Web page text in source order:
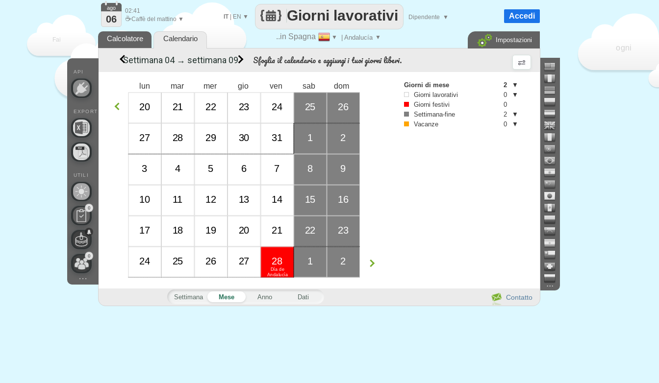
Fai
ogni
..in Spagna ▼ | Andalucía ▼
Giorni lavorativi
IT|EN ▼ Dipendente ▼
API
EXPORT
UTILI
0
0
...
ago
06
02:41
☕Caffè del mattino ▼ Accedi
Calcolatore Calendario Impostazioni
...
Contatto
Sfoglia il calendario e aggiungi i tuoi giorni liberi.
Settimana Mese Anno Dati
lun mar mer gio ven sab dom
20 21 22 23 24 25 26
27 28 29 30 31 1 2
3 4 5 6 7 8 9
10 11 12 13 14 15 16
17 18 19 20 21 22 23
24 25 26 27
Día de
Andalucía
28 1 2
Settimana 04 → settimana 09
Giorni di mese 2
▼
Giorni lavorativi
0
▼
Giorni festivi
0
Settimana-fine
2
▼
Vacanze
0 ▼